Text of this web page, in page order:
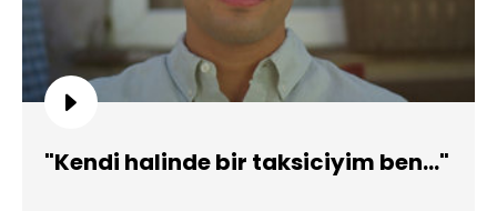
"Kendi halinde bir taksiciyim ben..."